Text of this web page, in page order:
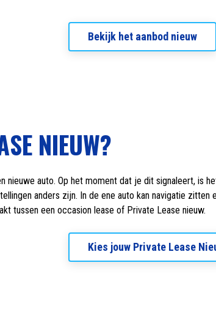
Bekijk het aanbod nieuw
NIEUW?
auto. Op het moment dat je dit signaleert, is
anders zijn. In de ene auto kan navigatie
tussen een occasion lease of Private Lease nieuw.
Kies jouw Private Lease